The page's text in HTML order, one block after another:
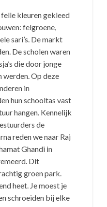
felle kleuren gekleed
felgroene,
sari’s. De markt
De scholen waren
die door jonge
Op deze
in
hun schooltas vast
hangen. Kennelijk
de
reden we naar Raj
Ghandi in
Dit
groen park.
heet. Je moest je
schroeiden bij elke